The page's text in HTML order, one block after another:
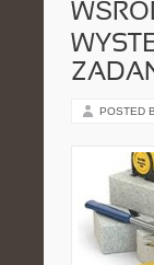
POSTED